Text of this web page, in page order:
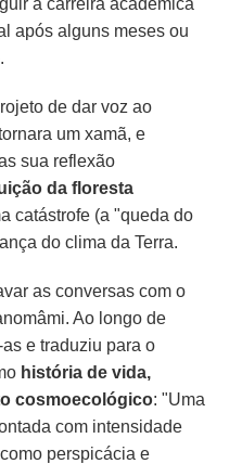
após alguns meses ou
de dar voz ao
um xamã, e
sua reflexão
da floresta
catástrofe (a "queda do
do clima da Terra.
as conversas com o
Ao longo de
e traduziu para o
história de vida,
cosmoecológico: "Uma
com intensidade
perspicácia e